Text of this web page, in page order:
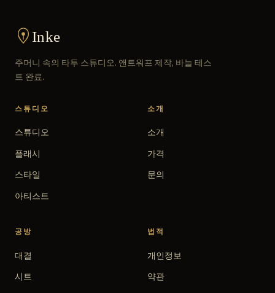
Inke
주머니 속의 타투 스튜디오. 앤트워프 제작, 바늘 테스
트 완료.
스튜디오
스튜디오
플래시
스타일
아티스트
소개
소개
가격
문의
공방
대결
시트
법적
개인정보
약관